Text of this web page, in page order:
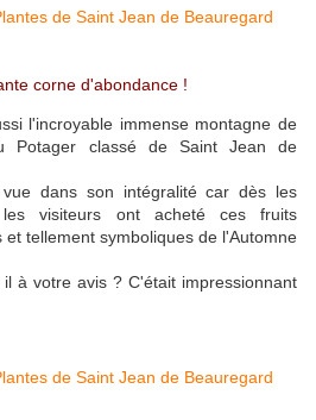
corne d'abondance !
l'incroyable immense montagne de
Potager classé de Saint Jean de
dans son intégralité car dès les
les visiteurs ont acheté ces fruits
et tellement symboliques de l'Automne
à votre avis ? C'était impressionnant